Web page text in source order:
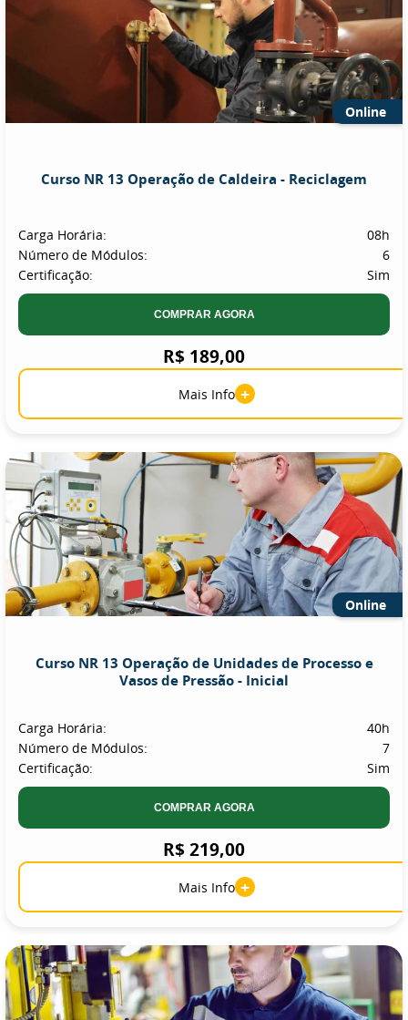
Online
Curso NR 13 Operação de Caldeira - Reciclagem
Carga Horária:
08h
Número de Módulos:
6
Certificação:
Sim
COMPRAR AGORA
R$ 189,00
Mais Info +
Online
Curso NR 13 Operação de Unidades de Processo e
Vasos de Pressão - Inicial
Carga Horária:
40h
Número de Módulos:
7
Certificação:
Sim
COMPRAR AGORA
R$ 219,00
Mais Info +